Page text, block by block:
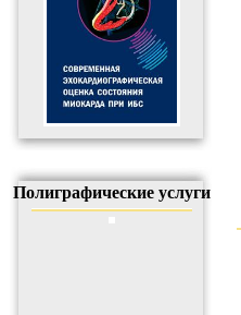
Полиграфические услуги